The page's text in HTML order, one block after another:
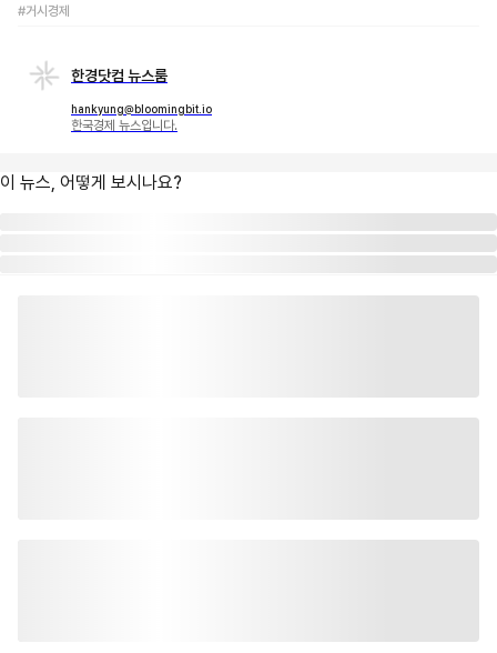
#거시경제
한경닷컴 뉴스룸
hankyung@bloomingbit.io
한국경제 뉴스입니다.
이 뉴스, 어떻게 보시나요?